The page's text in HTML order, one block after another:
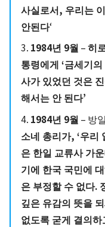
사실로서, 우리는
안된다‘
3. 1984년 9월 –히
통령에게 ‘금세기
사가 있었던 것은
해서는 안 된다’
4. 1984년 9월 – 방
소네 총리가, ‘우리
은 한일 교류사 가
기에 한국 국민에
은 부정할 수 없다.
깊은 유감의 뜻을
없도록 굳게 결의